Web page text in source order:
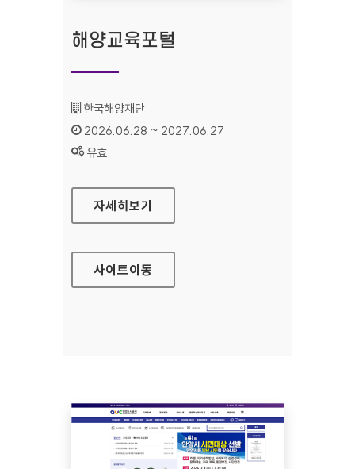
해양교육포털
기관명 :
한국해양재단
인증기간 :
2026.06.28 ~ 2027.06.27
상태 :
유효
해양교육포털
자세히보기
사이트이동